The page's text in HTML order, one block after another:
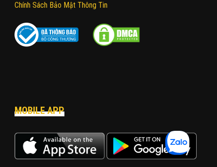
Chính Sách Bảo Mật Thông Tin
MOBILE APP